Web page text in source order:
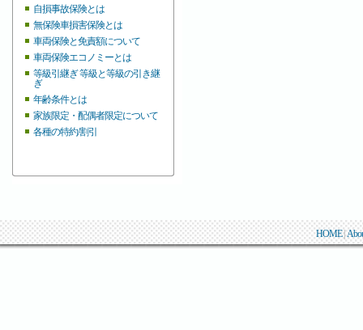
自損事故保険とは
無保険車損害保険とは
車両保険と免責額について
車両保険エコノミーとは
等級引継ぎ 等級と等級の引き継
ぎ
年齢条件とは
家族限定・配偶者限定について
各種の特約/割引
HOME|